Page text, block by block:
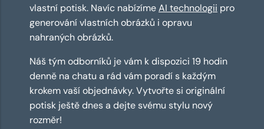
vlastní potisk. Navíc nabízímeAI technologii pro
generování vlastních obrázků i opravu
nahraných obrázků.
Náš tým odborníků je vám k dispozici 19 hodin
denně na chatu a rád vám poradí s každým
krokem vaší objednávky. Vytvořte si originální
potisk ještě dnes a dejte svému stylu nový
rozměr!